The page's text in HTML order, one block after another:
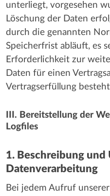
unterliegt, vorgesehen
Löschung der Daten
durch die genannten
Speicherfrist abläuft, es
Erforderlichkeit zur
Daten für einen
Vertragserfüllung
III. Bereitstellung der
Logfiles
1. Beschreibung und
Datenverarbeitung
Bei jedem Aufruf